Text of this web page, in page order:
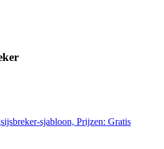
sjabloon, Prijzen: Gratis